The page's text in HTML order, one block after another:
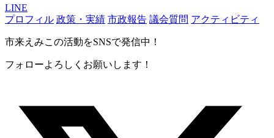
LINE
プロフィル 政策・実績 市政報告 議会質問 アクティビティ
市来えみこの活動をSNSで発信中！
フォローよろしくお願いします！